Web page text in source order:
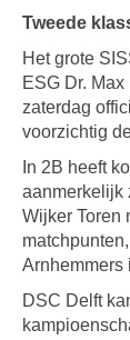
Tweede
Het grote
ESG Dr.
zaterdag
voorzichtig
In 2B heeft
aanmerkelijk
Wijker Toren
Arnhemmers
DSC Delft